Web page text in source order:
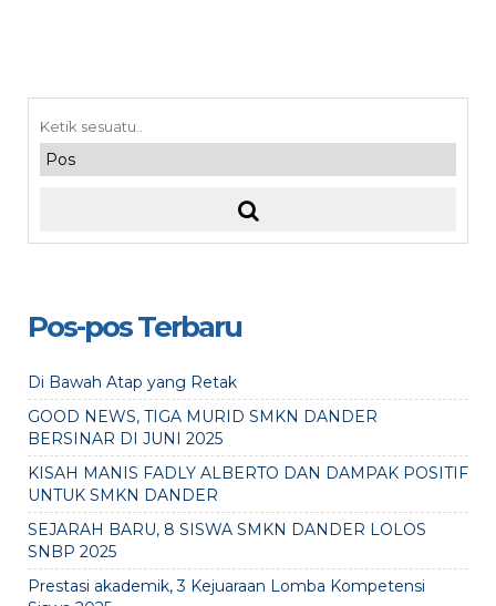
Pos-pos Terbaru
Di Bawah Atap yang Retak
GOOD NEWS, TIGA MURID SMKN DANDER
BERSINAR DI JUNI 2025
KISAH MANIS FADLY ALBERTO DAN DAMPAK POSITIF
UNTUK SMKN DANDER
SEJARAH BARU, 8 SISWA SMKN DANDER LOLOS
SNBP 2025
Prestasi akademik, 3 Kejuaraan Lomba Kompetensi